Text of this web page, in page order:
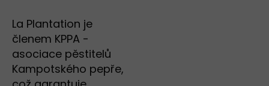
La Plantation je
členem KPPA -
asociace pěstitelů
Kampotského pepře,